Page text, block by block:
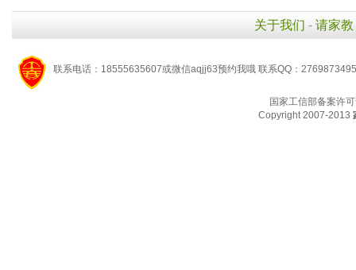
关于我们 - 请家教
联系电话：18555635607或微信aqjj63预约我哦 联系QQ：
国家工信部备案许
Copyright 2007-2013